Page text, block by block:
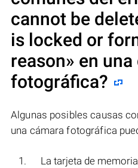
cannot be
is locked or
reason» en
fotográfica?
Algunas posibles causas
una cámara fotográfica
La tarjeta de